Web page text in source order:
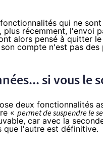
qui ne
récemment, l'envoi
alors pensé à quitter
compte n'est pas
si vous le
deux fonctionnalités
« permet de suspendre le
car avec la
que l'autre est définitive.